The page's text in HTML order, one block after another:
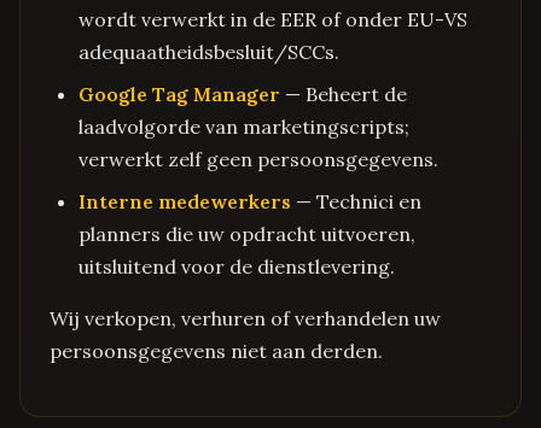
wordt verwerkt in de EER of onder EU-VS
adequaatheidsbesluit/SCCs.
Google Tag Manager — Beheert de
laadvolgorde van marketingscripts;
verwerkt zelf geen persoonsgegevens.
Interne medewerkers — Technici en
planners die uw opdracht uitvoeren,
uitsluitend voor de dienstlevering.
Wij verkopen, verhuren of verhandelen uw
persoonsgegevens niet aan derden.